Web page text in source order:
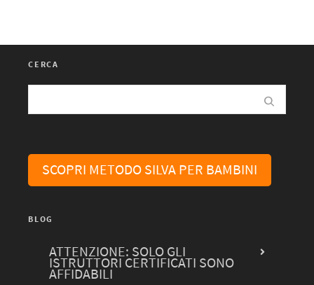
CERCA
SCOPRI METODO SILVA PER BAMBINI
BLOG
ATTENZIONE: SOLO GLI
ISTRUTTORI CERTIFICATI SONO
AFFIDABILI